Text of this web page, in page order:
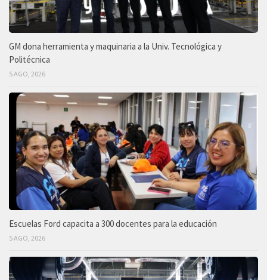
GM dona herramienta y maquinaria a la Univ. Tecnológica y
Politécnica
5 AGO, 2026
Escuelas Ford capacita a 300 docentes para la educación
5 AGO, 2026